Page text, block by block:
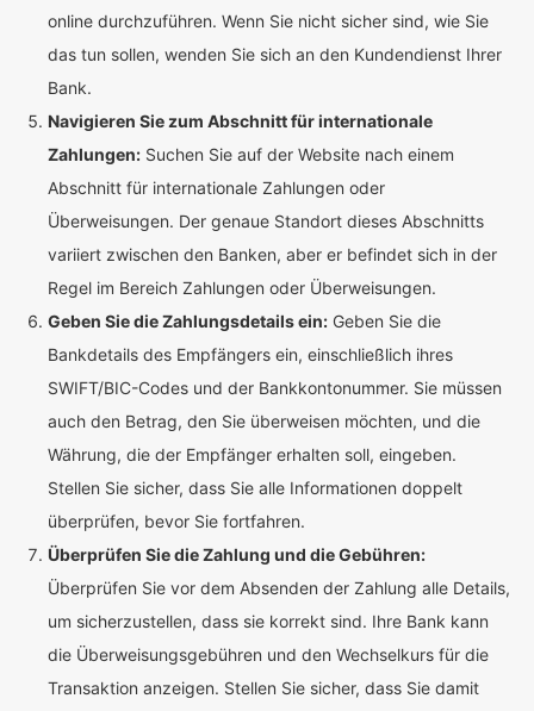
online durchzuführen. Wenn Sie nicht sicher sind, wie Sie
das tun sollen, wenden Sie sich an den Kundendienst Ihrer
Bank.
Navigieren Sie zum Abschnitt für internationale
Zahlungen: Suchen Sie auf der Website nach einem
Abschnitt für internationale Zahlungen oder
Überweisungen. Der genaue Standort dieses Abschnitts
variiert zwischen den Banken, aber er befindet sich in der
Regel im Bereich Zahlungen oder Überweisungen.
Geben Sie die Zahlungsdetails ein: Geben Sie die
Bankdetails des Empfängers ein, einschließlich ihres
SWIFT/BIC-Codes und der Bankkontonummer. Sie müssen
auch den Betrag, den Sie überweisen möchten, und die
Währung, die der Empfänger erhalten soll, eingeben.
Stellen Sie sicher, dass Sie alle Informationen doppelt
überprüfen, bevor Sie fortfahren.
Überprüfen Sie die Zahlung und die Gebühren:
Überprüfen Sie vor dem Absenden der Zahlung alle Details,
um sicherzustellen, dass sie korrekt sind. Ihre Bank kann
die Überweisungsgebühren und den Wechselkurs für die
Transaktion anzeigen. Stellen Sie sicher, dass Sie damit